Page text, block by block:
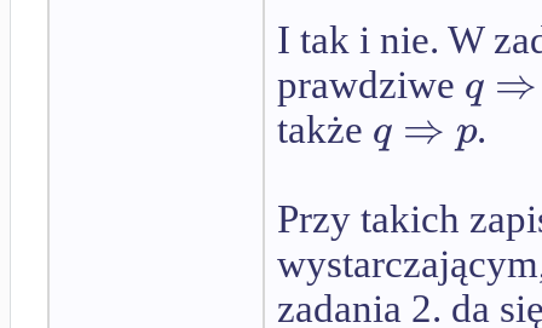
I tak i nie. W
prawdziwe q ⇒
także q ⇒ p.
Przy takich
zadania 2. da